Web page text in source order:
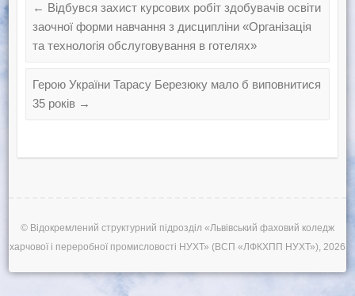
← Відбувся захист курсових робіт здобувачів освіти
заочної форми навчання з дисципліни «Організація
та технологія обслуговування в готелях»
Герою України Тарасу Березюку мало б виповнитися
35 років →
© Відокремлений структурний підрозділ «Львівський фаховий коледж
харчової і переробної промисловості НУХТ» (ВСП «ЛФКХПП НУХТ»), 2026